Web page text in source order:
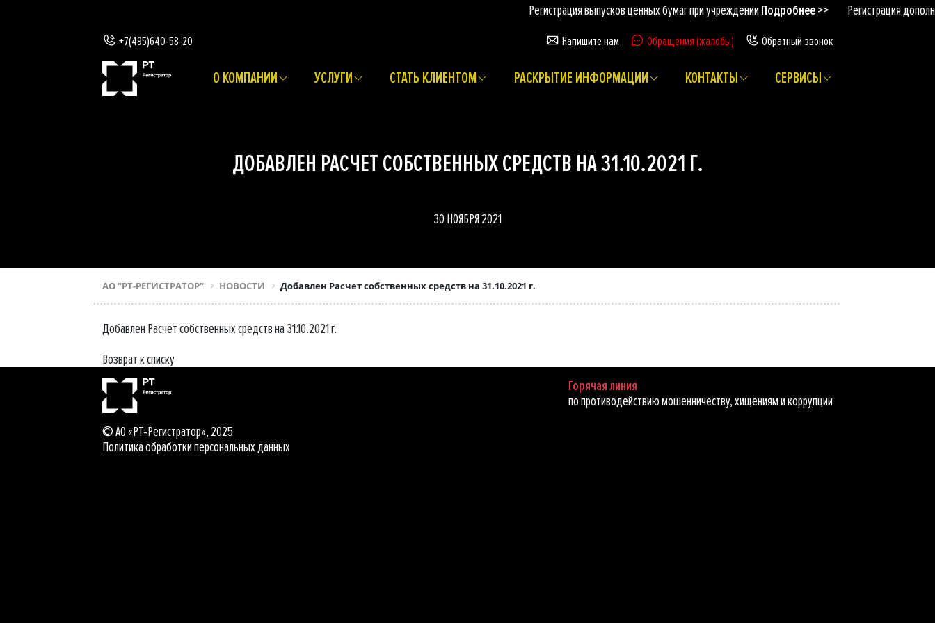
Регистрация выпусков ценных бумаг при учрежденииПодробнее >> Регистрация
+7(495)640-58-20 Напишите нам Обращения (жалобы) Обратный звонок
О КОМПАНИИ УСЛУГИ СТАТЬ КЛИЕНТОМ РАСКРЫТИЕ ИНФОРМАЦИИ КОНТАКТЫ СЕРВИСЫ
ДОБАВЛЕН РАСЧЕТ СОБСТВЕННЫХ СРЕДСТВ НА 31.10.2021 Г.
30 НОЯБРЯ 2021
АО "РТ-РЕГИСТРАТОР" НОВОСТИ Добавлен Расчет собственных средств на 31.10.2021 г.
Добавлен Расчет собственных средств на 31.10.2021 г.
Возврат к списку
Горячая линия
по противодействию мошенничеству, хищениям и коррупции
© АО «РТ-Регистратор», 2025
Политика обработки персональных данных